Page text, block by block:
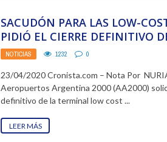
SACUDÓN PARA LAS LOW-
PIDIÓ EL CIERRE DEFINITIVO
PALOMAR
NOTICIAS 1232 0
23/04/2020 Cronista.com – Nota Por
Aeropuertos Argentina 2000 (AA2000)
definitivo de la terminal low cost ...
LEER MÁS